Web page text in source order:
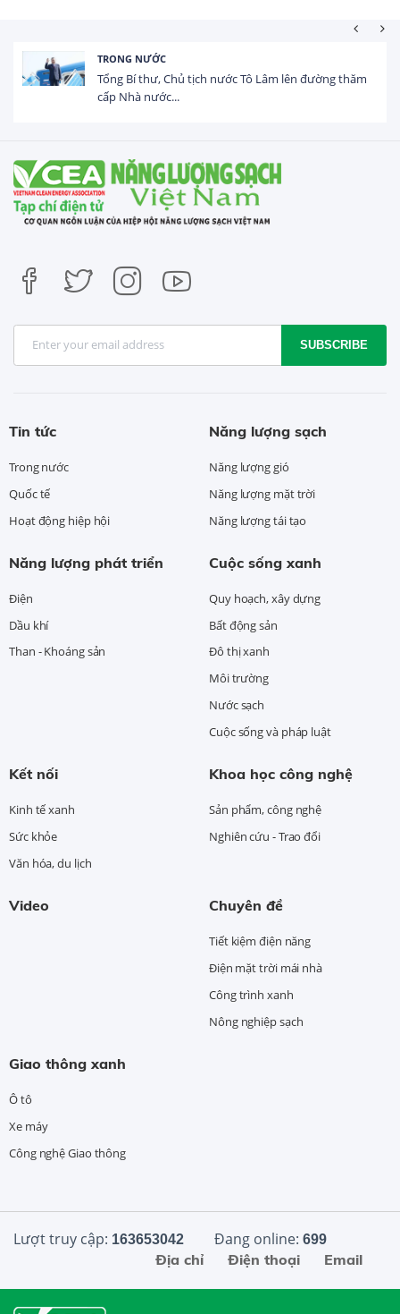
TRONG NƯỚC
Tổng Bí thư, Chủ tịch nước Tô Lâm lên đường thăm
cấp Nhà nước...
SUBSCRIBE
Tin tức
Trong nước
Quốc tế
Hoạt động hiệp hội
Năng lượng sạch
Năng lượng gió
Năng lượng mặt trời
Năng lượng tái tạo
Năng lượng phát triển
Điện
Dầu khí
Than - Khoáng sản
Cuộc sống xanh
Quy hoạch, xây dựng
Bất động sản
Đô thị xanh
Môi trường
Nước sạch
Cuộc sống và pháp luật
Kết nối
Kinh tế xanh
Sức khỏe
Văn hóa, du lịch
Khoa học công nghệ
Sản phẩm, công nghệ
Nghiên cứu - Trao đổi
Video Chuyên đề
Tiết kiệm điện năng
Điện mặt trời mái nhà
Công trình xanh
Nông nghiệp sạch
Giao thông xanh
Ô tô
Xe máy
Công nghệ Giao thông
Lượt truy cập: 163653042 Đang online: 699
Email
Điện thoại
Địa chỉ